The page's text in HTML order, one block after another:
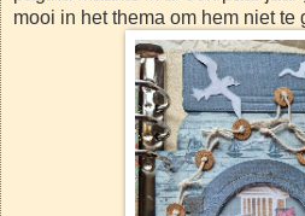
mooi in het thema om hem niet te